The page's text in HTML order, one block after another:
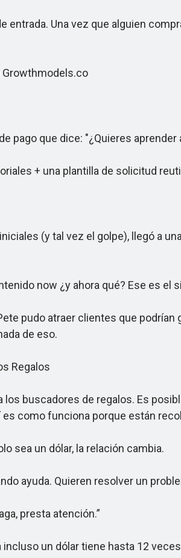
Una vez que alguien
pago que dice: "¿Quieres aprender
+ una plantilla de solicitud
(y tal vez el golpe), llegó a
now ¿y ahora qué? Ese es el
pudo atraer clientes que podrían
de eso.
Regalos
buscadores de regalos. Es
como funciona porque están
sea un dólar, la relación cambia.
ayuda. Quieren resolver un
presta atención.”
un dólar tiene hasta 12